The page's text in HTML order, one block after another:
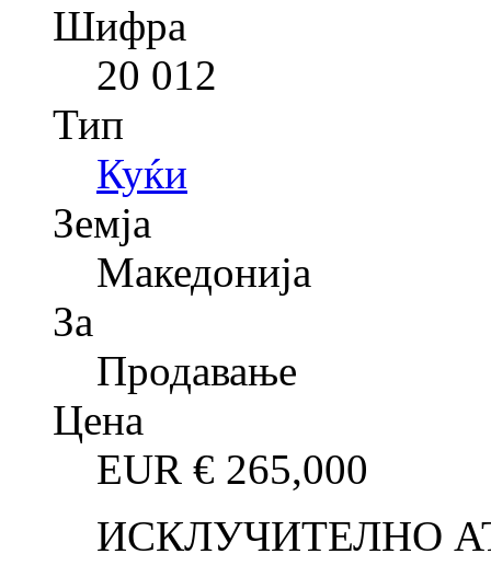
Шифра
20 012
Тип
Куќи
Земја
Македонија
За
Продавање
Цена
EUR € 265,000
ИСКЛУЧИТЕЛНО